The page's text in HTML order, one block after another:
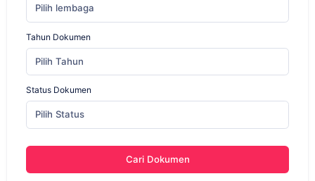
Pilih lembaga
Tahun Dokumen
Pilih Tahun
Status Dokumen
Pilih Status
Cari Dokumen